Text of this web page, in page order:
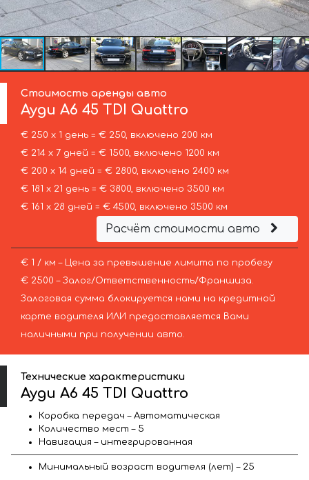
Стоимость аренды авто
АудиA6 45 TDI Quattro
€ 250 х 1 день = € 250, включено 200 км
€ 214 х 7 дней = € 1500, включено 1200 км
€ 200 х 14 дней = € 2800, включено 2400 км
€ 181 х 21 день = € 3800, включено 3500 км
€ 161 х 28 дней = € 4500, включено 3500 км
Расчёт стоимости авто
€ 1 / км – Цена за превышение лимита по пробегу
€ 2500 – Залог/Ответственность/Франшиза.
Залоговая сумма блокируется нами на кредитной
карте водителя ИЛИ предоставляется Вами
наличными при получении авто.
Технические характеристики
Ауди A6 45 TDI Quattro
Коробка передач – Автоматическая
Количество мест – 5
Навигация – интегрированная
Минимальный возраст водителя (лет) – 25